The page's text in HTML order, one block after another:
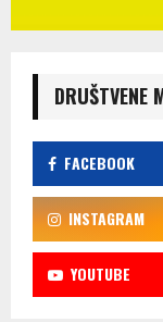
DRUŠTVENE
FACEBOOK
INSTAGRAM
YOUTUBE